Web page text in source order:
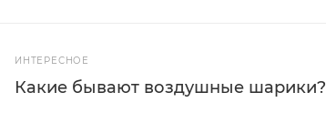
ИНТЕРЕСНОЕ
Какие бывают воздушные шарики?